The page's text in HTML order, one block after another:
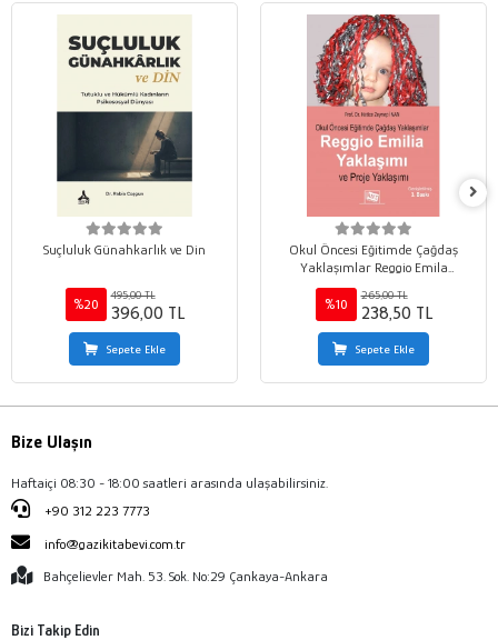
Suçluluk Günahkarlık ve Din
%20
495,00 TL
396,00 TL
Sepete Ekle
Okul Öncesi Eğitimde Çağdaş
Yaklaşımlar Reggio Emila
Yaklaşımı ve Proje Yaklaşımı
%10
265,00 TL
238,50 TL
Sepete Ekle
Bize Ulaşın
Haftaiçi 08:30 - 18:00 saatleri arasında ulaşabilirsiniz.
+90 312 223 7773
info@gazikitabevi.com.tr
Bahçelievler Mah. 53. Sok. No:29 Çankaya-Ankara
Bizi Takip Edin